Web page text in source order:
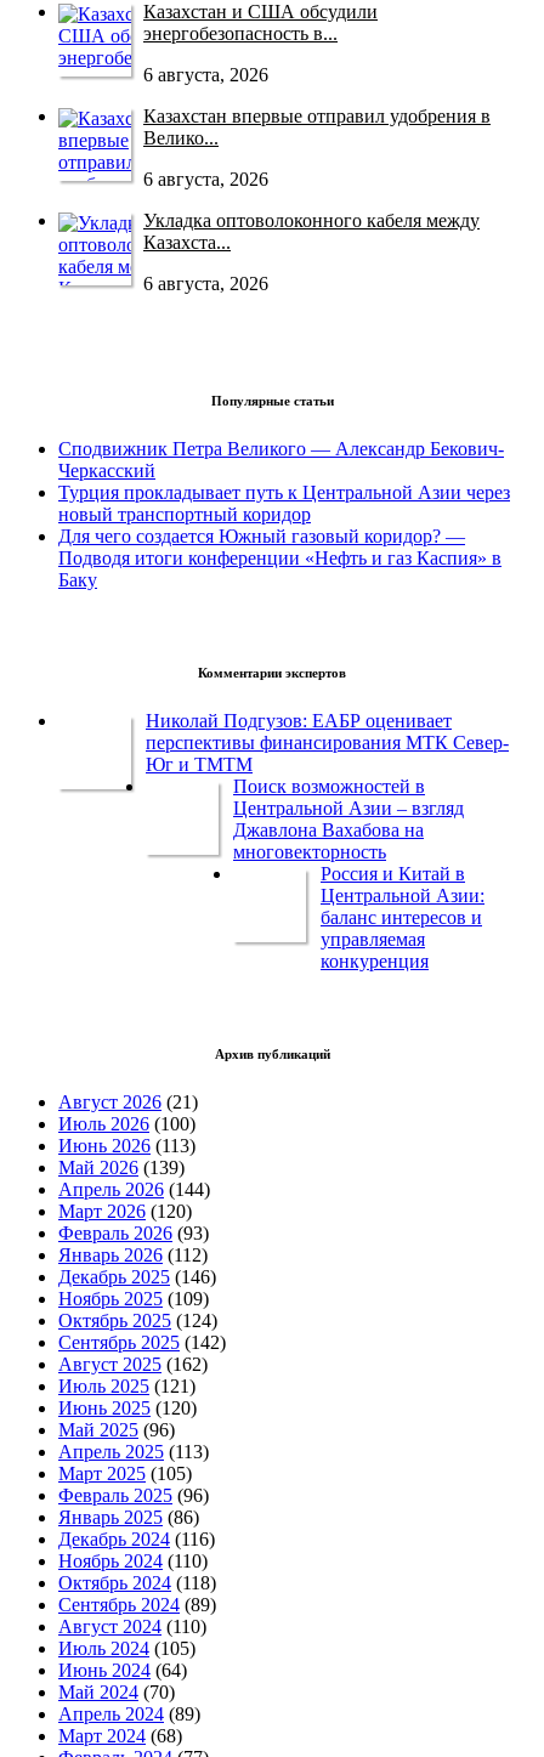
Казахстан и США обсудили
энергобезопасность в...
6 августа, 2026
Казахстан впервые отправил удобрения в
Велико...
6 августа, 2026
Укладка оптоволоконного кабеля между
Казахста...
6 августа, 2026
Популярные статьи
Сподвижник Петра Великого — Александр Бекович-
Черкасский
Турция прокладывает путь к Центральной Азии через
новый транспортный коридор
Для чего создается Южный газовый коридор? —
Подводя итоги конференции «Нефть и газ Каспия» в
Баку
Комментарии экспертов
Николай Подгузов: ЕАБР оценивает
перспективы финансирования МТК Север-
Юг и ТМТМ
Поиск возможностей в
Центральной Азии – взгляд
Джавлона Вахабова на
многовекторность
Россия и Китай в
Центральной Азии:
баланс интересов и
управляемая
конкуренция
Архив публикаций
Август 2026 (21)
Июль 2026 (100)
Июнь 2026 (113)
Май 2026 (139)
Апрель 2026 (144)
Март 2026 (120)
Февраль 2026 (93)
Январь 2026 (112)
Декабрь 2025 (146)
Ноябрь 2025 (109)
Октябрь 2025 (124)
Сентябрь 2025 (142)
Август 2025 (162)
Июль 2025 (121)
Июнь 2025 (120)
Май 2025 (96)
Апрель 2025 (113)
Март 2025 (105)
Февраль 2025 (96)
Январь 2025 (86)
Декабрь 2024 (116)
Ноябрь 2024 (110)
Октябрь 2024 (118)
Сентябрь 2024 (89)
Август 2024 (110)
Июль 2024 (105)
Июнь 2024 (64)
Май 2024 (70)
Апрель 2024 (89)
Март 2024 (68)